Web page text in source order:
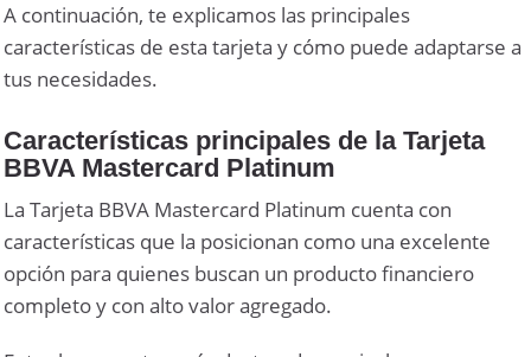
A continuación, te explicamos las principales
características de esta tarjeta y cómo puede adaptarse a
tus necesidades.
Características principales de la Tarjeta
BBVA Mastercard Platinum
La Tarjeta BBVA Mastercard Platinum cuenta con
características que la posicionan como una excelente
opción para quienes buscan un producto financiero
completo y con alto valor agregado.